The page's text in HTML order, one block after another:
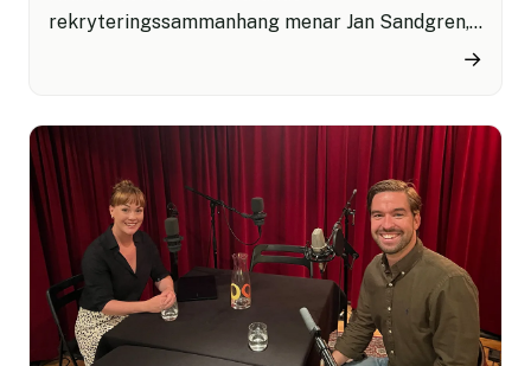
rekryteringssammanhang menar Jan Sandgren,
framhäver sig själva, men det finns också en
förlegad syn på ledarskap.
→